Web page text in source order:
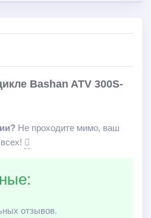
Bashan ATV 300S-
Не проходите мимо, ваш
отзывов.